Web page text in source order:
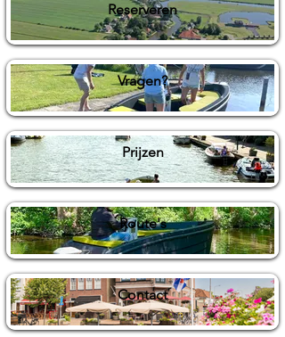
Reserveren
Vragen?
Prijzen
Route's
Contact